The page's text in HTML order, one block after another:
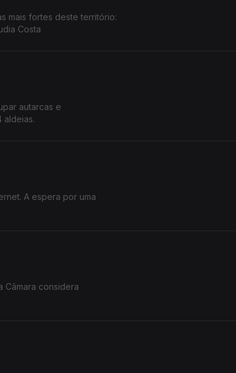
mais fortes deste território:
Costa
autarcas e
aldeias.
A espera por uma
Câmara considera